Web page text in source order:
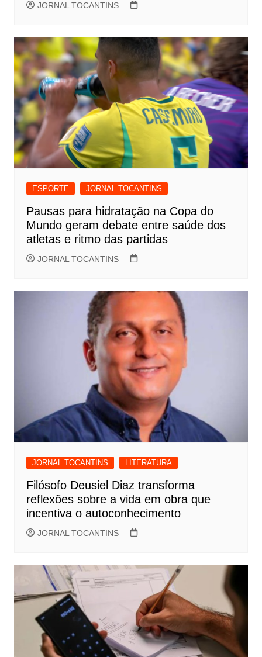
JORNAL TOCANTINS
ESPORTE JORNAL TOCANTINS
Pausas para hidratação na Copa do
Mundo geram debate entre saúde dos
atletas e ritmo das partidas
JORNAL TOCANTINS
JORNAL TOCANTINS LITERATURA
Filósofo Deusiel Diaz transforma
reflexões sobre a vida em obra que
incentiva o autoconhecimento
JORNAL TOCANTINS